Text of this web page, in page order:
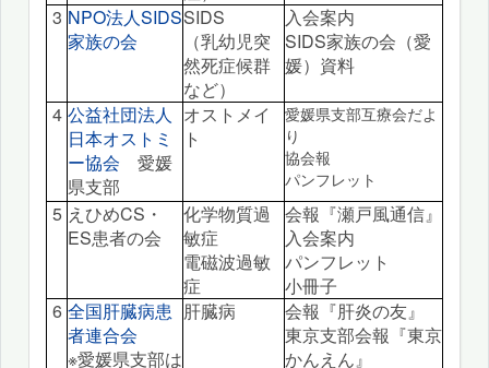
3 NPO法人SIDS
家族の会
SIDS
（乳幼児突
然死症候群
など）
入会案内
SIDS家族の会（愛
媛）資料
4 公益社団法人
日本オストミ
ー協会 愛媛
県支部
オストメイ
ト
愛媛県支部互療会だよ
り
協会報
パンフレット
5 えひめCS・
ES患者の会
化学物質過
敏症
電磁波過敏
症
会報『瀬戸風通信』
入会案内
パンフレット
小冊子
6 全国肝臓病患
者連合会
※愛媛県支部は
肝臓病
会報『肝炎の友』
東京支部会報『東京
かんえん』